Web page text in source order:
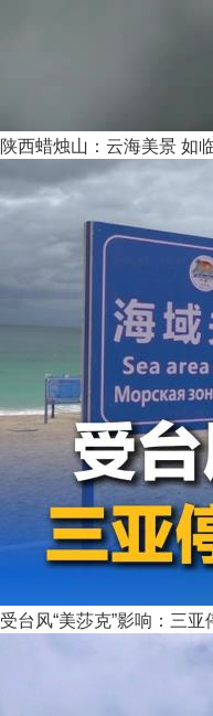
陕西蜡烛山：云海美景 如
受台风“美莎克”影响：三